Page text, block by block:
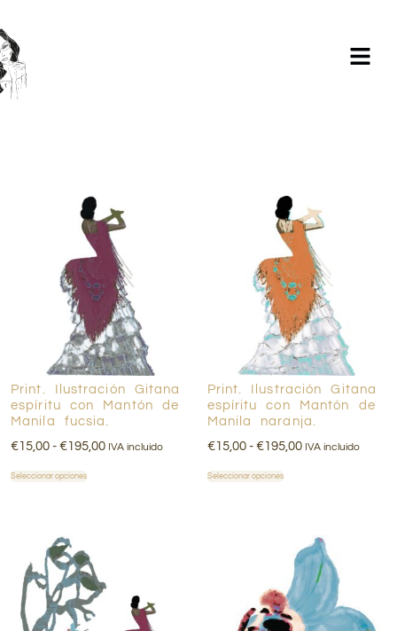
Formación | Ilustración holistic lifestyle | - CONTACTA -
Print. Ilustración Gitana
espíritu con Mantón de
Manila fucsia.
€15,00 - €195,00 IVA incluido
Seleccionar opciones
Print. Ilustración Gitana
espíritu con Mantón de
Manila naranja.
€15,00 - €195,00 IVA incluido
Seleccionar opciones